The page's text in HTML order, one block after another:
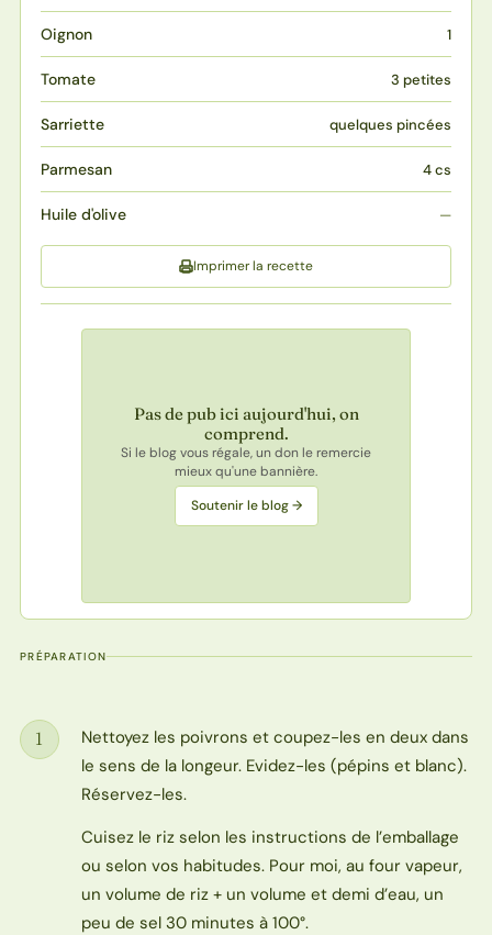
Oignon 1
Tomate 3 petites
Sarriette quelques pincées
Parmesan 4 cs
Huile d'olive —
Imprimer la recette
Pas de pub ici aujourd'hui, on
comprend.
Si le blog vous régale, un don le remercie
mieux qu'une bannière.
Soutenir le blog →
PRÉPARATION
Étape
1
Nettoyez les poivrons et coupez-les en deux dans
le sens de la longeur. Evidez-les (pépins et blanc).
Réservez-les.
Cuisez le riz selon les instructions de l’emballage
ou selon vos habitudes. Pour moi, au four vapeur,
un volume de riz + un volume et demi d’eau, un
peu de sel 30 minutes à 100°.